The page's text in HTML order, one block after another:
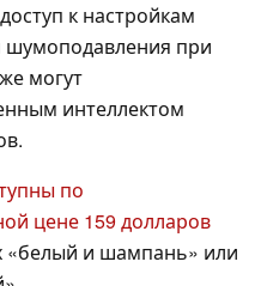
к настройкам
шумоподавления при
могут
интеллектом
по
цене 159 долларов
«белый и шампань» или